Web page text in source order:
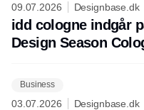
09.07.2026 Designbase.dk
idd cologne indgår
Design Season
Business
03.07.2026 Designbase.dk